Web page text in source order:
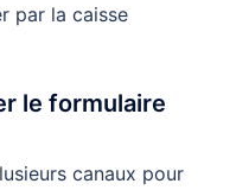
par la caisse
le formulaire
canaux pour